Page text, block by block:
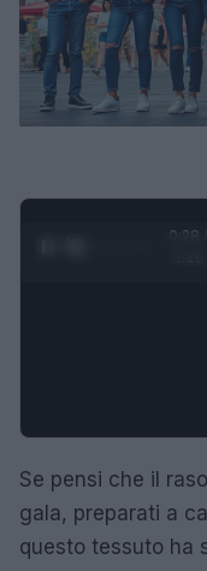
0:29 /
Se pensi che il
gala, preparati a
questo tessuto ha